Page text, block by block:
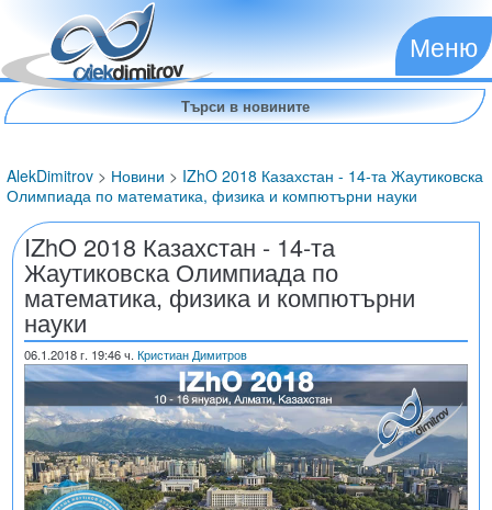
Меню
AlekDimitrov > Новини > IZhO 2018 Казахстан - 14-та Жаутиковска
Олимпиада по математика, физика и компютърни науки
IZhO 2018 Казахстан - 14-та
Жаутиковска Олимпиада по
математика, физика и компютърни
науки
06.1.2018г. 19:46 ч. Кристиан Димитров